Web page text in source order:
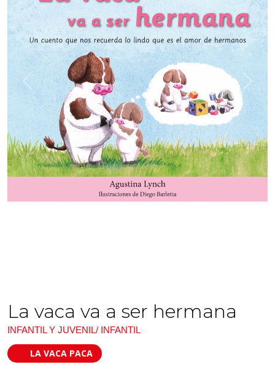
Previous Next
La vaca va a ser hermana
INFANTIL Y JUVENIL/ INFANTIL
LA VACA PACA